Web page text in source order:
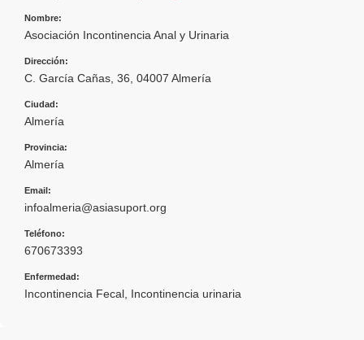
Nombre:
Asociación Incontinencia Anal y Urinaria
Dirección:
C. García Cañas, 36, 04007 Almería
Ciudad:
Almería
Provincia:
Almería
Email:
infoalmeria@asiasuport.org
Teléfono:
670673393
Enfermedad:
Incontinencia Fecal Incontinencia urinaria